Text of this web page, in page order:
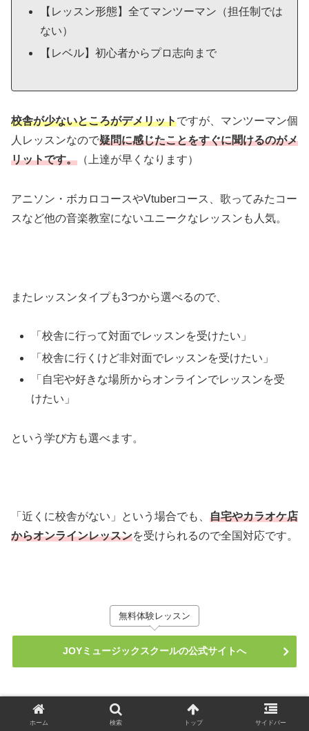
【レッスン形態】全てマンツーマン（担任制では
ない）
【レベル】初心者からプロ志向まで
校舎が少ないところがデメリットですが、マンツーマン個
人レッスンなので疑問に感じたことをすぐに聞けるのがメ
リットです。 （上達が早くなります）
アニソン・ボカロコースやVtuberコース、歌ってみたコー
スなど他の音楽教室にないユニークなレッスンも人気。
またレッスンタイプも3つから選べるので、
「校舎に行って対面でレッスンを受けたい」
「校舎に行くけど非対面でレッスンを受けたい」
「自宅や好きな場所からオンラインでレッスンを受
けたい」
という学び方も選べます。
「近くに校舎がない」という場合でも、 自宅やカラオケ店
からオンラインレッスンを受けられるので全国対応です。
無料体験レッスン
JOYミュージックスクールの公式サイトへ
ホーム 検索 トップ サイドバー